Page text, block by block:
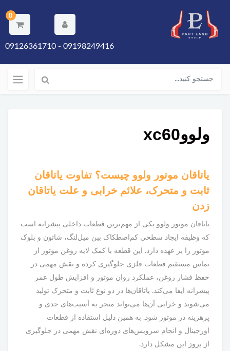
0
09198249416 - 09126361710
ولووxc60
یاتاقان موتور ولوو چیست؟ تفاوت یاتاقان
ثابت و متحرک، علائم خرابی و علت یاتاقان
زدن
یاتاقان موتور ولوو یکی از مهم‌ترین قطعات داخلی پیشرانه است
که وظیفه ایجاد سطحی کم‌اصطکاک بین میل‌لنگ، شاتون و بلوک
موتور را بر عهده دارد. این قطعه با کمک لایه روغن موتور از
تماس مستقیم قطعات فلزی جلوگیری کرده و نقش مهمی در
حفظ فشار روغن، عملکرد روان موتور و افزایش طول عمر
پیشرانه ایفا می‌کند. یاتاقان‌ها در دو نوع ثابت و متحرک تولید
می‌شوند و خرابی آن‌ها می‌تواند منجر به آسیب‌های جدی و
پرهزینه در موتور شود. به همین دلیل استفاده از قطعات
اورجینال و انجام سرویس‌های دوره‌ای نقش مهمی در جلوگیری
از بروز این مشکل دارد.